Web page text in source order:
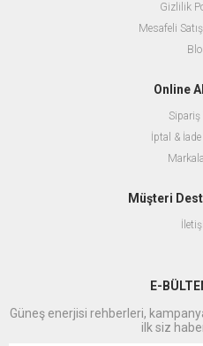
Gizlilik
Mesafeli
Online
Sipariş
İptal &
Müşteri
E-
Güneş enerjisi rehberleri,
ilk siz